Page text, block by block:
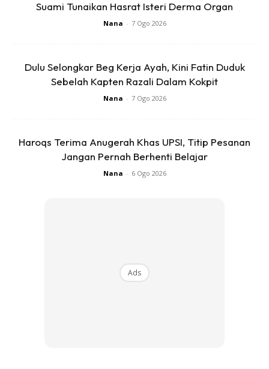
TIKTOKERS,” ujarnya.
Ads
Suami Tunaikan Hasrat Isteri Derma Organ
Nana - 7 Ogo 2026
Dulu Selongkar Beg Kerja Ayah, Kini Fatin Duduk
Sebelah Kapten Razali Dalam Kokpit
Nana - 7 Ogo 2026
Haroqs Terima Anugerah Khas UPSI, Titip Pesanan
Jangan Pernah Berhenti Belajar
Nana - 6 Ogo 2026
Ads